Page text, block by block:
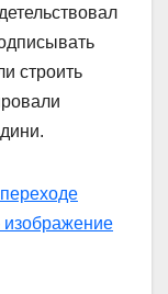
строить